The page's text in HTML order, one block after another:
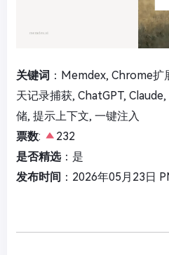
关键词 ：Memdex, Chrome
天记录捕获, ChatGPT,
储, 提示上下文, 一键注入
票数:
232
是否精选：是
发布时间 ：2026年05月23日